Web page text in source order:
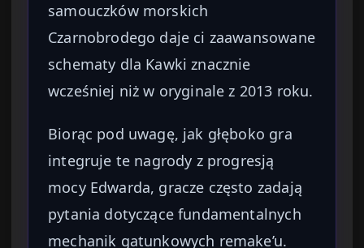
samouczków morskich
Czarnobrodego daje ci zaawansowane
schematy dla Kawki znacznie
wcześniej niż w oryginale z 2013 roku.
Biorąc pod uwagę, jak głęboko gra
integruje te nagrody z progresją
mocy Edwarda, gracze często zadają
pytania dotyczące fundamentalnych
mechanik gatunkowych remake’u.